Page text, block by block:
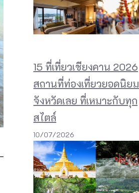
15 ที่เที่ยวเชียงคาน 2026
สถานที่ท่องเที่ยวยอดนิยม
จังหวัดเลย ที่เหมาะกับทุก
สไตล์
10/07/2026